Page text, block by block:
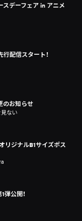
スデーフェア in アニメ
行配信スタート！
のお知らせ
ない
リジナルB1サイズポス
弾公開！